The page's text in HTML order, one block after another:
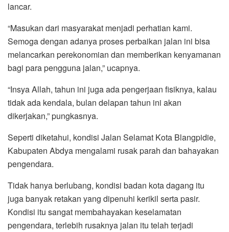
lancar.
“Masukan dari masyarakat menjadi perhatian kami.
Semoga dengan adanya proses perbaikan jalan ini bisa
melancarkan perekonomian dan memberikan kenyamanan
bagi para pengguna jalan,” ucapnya.
“Insya Allah, tahun ini juga ada pengerjaan fisiknya, kalau
tidak ada kendala, bulan delapan tahun ini akan
dikerjakan,” pungkasnya.
Seperti diketahui, kondisi Jalan Selamat Kota Blangpidie,
Kabupaten Abdya mengalami rusak parah dan bahayakan
pengendara.
Tidak hanya berlubang, kondisi badan kota dagang itu
juga banyak retakan yang dipenuhi kerikil serta pasir.
Kondisi itu sangat membahayakan keselamatan
pengendara, terlebih rusaknya jalan itu telah terjadi